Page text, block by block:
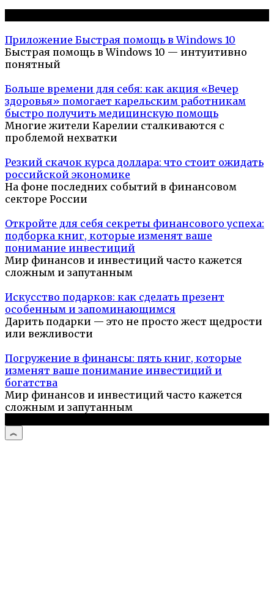
Приложение Быстрая помощь в Windows 10
Быстрая помощь в Windows 10 — интуитивно
понятный
Больше времени для себя: как акция «Вечер
здоровья» помогает карельским работникам
быстро получить медицинскую помощь
Многие жители Карелии сталкиваются с
проблемой нехватки
Резкий скачок курса доллара: что стоит ожидать
российской экономике
На фоне последних событий в финансовом
секторе России
Откройте для себя секреты финансового успеха:
подборка книг, которые изменят ваше
понимание инвестиций
Мир финансов и инвестиций часто кажется
сложным и запутанным
Искусство подарков: как сделать презент
особенным и запоминающимся
Дарить подарки — это не просто жест щедрости
или вежливости
Погружение в финансы: пять книг, которые
изменят ваше понимание инвестиций и
богатства
Мир финансов и инвестиций часто кажется
сложным и запутанным